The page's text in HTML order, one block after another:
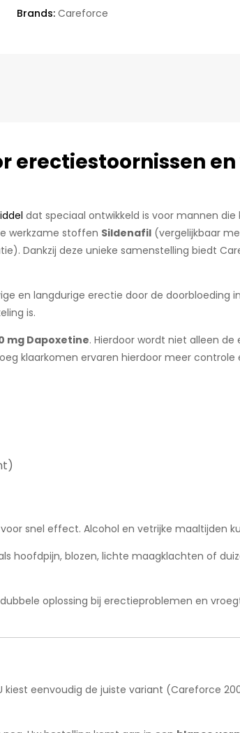
Brands: Careforce
erectiestoornissen
dat speciaal ontwikkeld is voor mannen
werkzame stoffen Sildenafil (vergelijkbaar
Dankzij deze unieke samenstelling biedt
en langdurige erectie door de doorbloeding
is.
mg Dapoxetine. Hierdoor wordt niet alleen
klaarkomen ervaren hierdoor meer controle
snel effect. Alcohol en vetrijke maaltijden
hoofdpijn, blozen, lichte maagklachten of
oplossing bij erectieproblemen en
kiest eenvoudig de juiste variant (Careforce